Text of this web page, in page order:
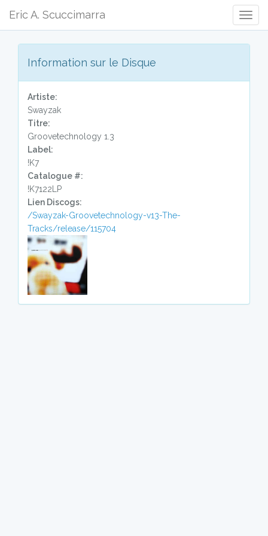
Eric A. Scuccimarra
Information sur le Disque
Artiste:
Swayzak
Titre:
Groovetechnology 1.3
Label:
!K7
Catalogue #:
!K7122LP
Lien Discogs:
/Swayzak-Groovetechnology-v13-The-
Tracks/release/115704